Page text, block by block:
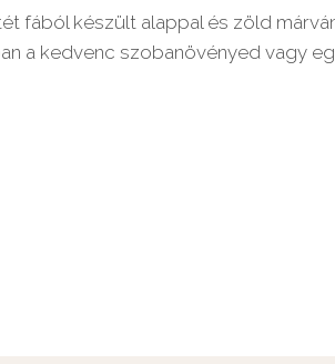
fából készült alappal és zöld
a kedvenc szobanövényed vagy